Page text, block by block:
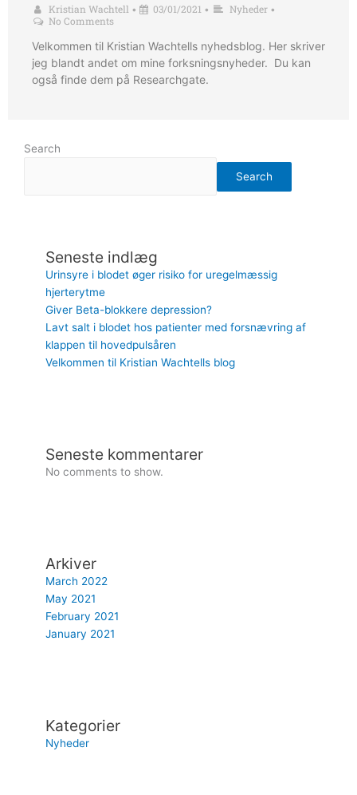
Kristian Wachtell • 03/01/2021 • Nyheder •
No Comments
Velkommen til Kristian Wachtells nyhedsblog. Her skriver
jeg blandt andet om mine forksningsnyheder. Du kan
også finde dem på Researchgate.
Search
Search
Seneste indlæg
Urinsyre i blodet øger risiko for uregelmæssig
hjerterytme
Giver Beta-blokkere depression?
Lavt salt i blodet hos patienter med forsnævring af
klappen til hovedpulsåren
Velkommen til Kristian Wachtells blog
Seneste kommentarer
No comments to show.
Arkiver
March 2022
May 2021
February 2021
January 2021
Kategorier
Nyheder